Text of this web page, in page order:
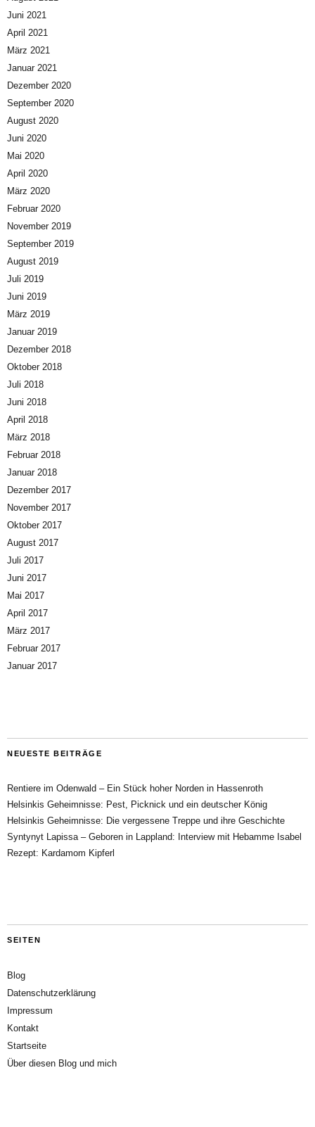
Juni 2021
April 2021
März 2021
Januar 2021
Dezember 2020
September 2020
August 2020
Juni 2020
Mai 2020
April 2020
März 2020
Februar 2020
November 2019
September 2019
August 2019
Juli 2019
Juni 2019
März 2019
Januar 2019
Dezember 2018
Oktober 2018
Juli 2018
Juni 2018
April 2018
März 2018
Februar 2018
Januar 2018
Dezember 2017
November 2017
Oktober 2017
August 2017
Juli 2017
Juni 2017
Mai 2017
April 2017
März 2017
Februar 2017
Januar 2017
NEUESTE BEITRÄGE
Rentiere im Odenwald – Ein Stück hoher Norden in Hassenroth
Helsinkis Geheimnisse: Pest, Picknick und ein deutscher König
Helsinkis Geheimnisse: Die vergessene Treppe und ihre Geschichte
Syntynyt Lapissa – Geboren in Lappland: Interview mit Hebamme Isabel
Rezept: Kardamom Kipferl
SEITEN
Blog
Datenschutzerklärung
Impressum
Kontakt
Startseite
Über diesen Blog und mich